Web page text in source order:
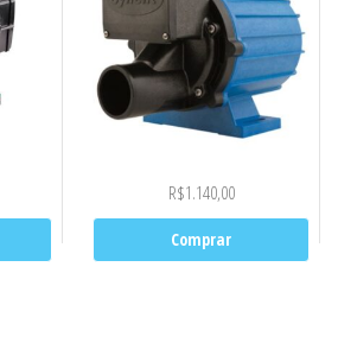
R$1.140,00
Comprar